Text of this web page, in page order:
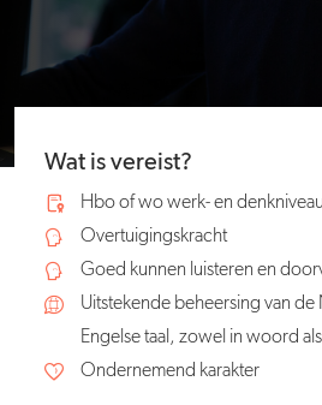
Wat is vereist?
Hbo of wo werk- en denkniveau
Overtuigingskracht
Goed kunnen luisteren en
Uitstekende beheersing van de
Engelse taal, zowel in woord
Ondernemend karakter